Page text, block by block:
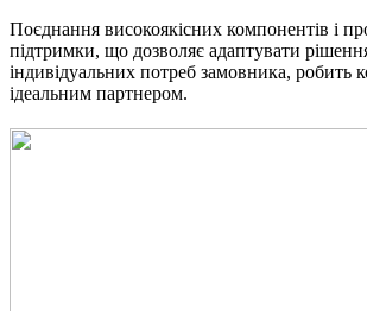
Поєднання високоякісних компонентів і
підтримки, що дозволяє адаптувати
індивідуальних потреб замовника, робить
ідеальним партнером.